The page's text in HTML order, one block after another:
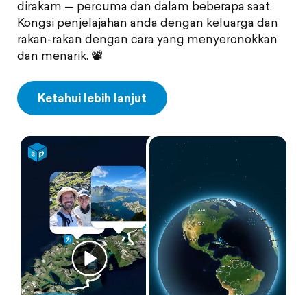
dirakam — percuma dan dalam beberapa saat.
Kongsi penjelajahan anda dengan keluarga dan
rakan-rakan dengan cara yang menyeronokkan
dan menarik. 📽️
Ketahui lebih lanjut